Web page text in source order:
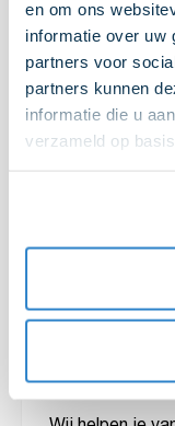
en om ons
informatie over uw
partners voor
partners kunnen
informatie die u
verzameld op
wanneer het
efficiënter
We zijn trots
meedenken
Graaf is al
en de
die
bedrijf?